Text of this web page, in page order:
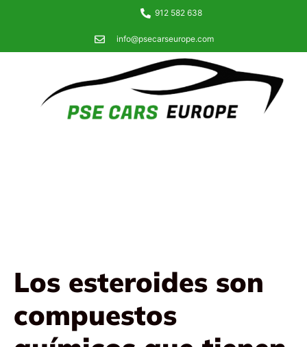
912 582 638
info@psecarseurope.com
Los esteroides son
compuestos